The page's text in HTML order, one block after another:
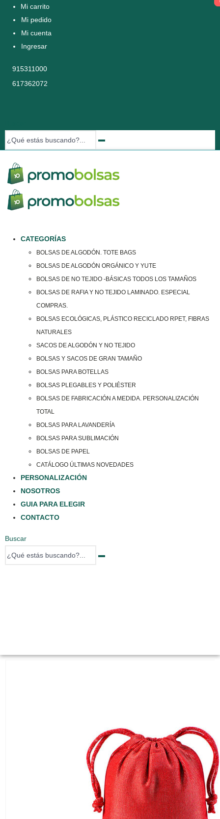
Mi carrito
Mi pedido
Mi cuenta
Ingresar
915311000
617362072
CATEGORÍAS
BOLSAS DE ALGODÓN. TOTE BAGS
BOLSAS DE ALGODÓN ORGÁNICO Y YUTE
BOLSAS DE NO TEJIDO -BÁSICAS TODOS LOS TAMAÑOS
BOLSAS DE RAFIA Y NO TEJIDO LAMINADO. ESPECIAL
COMPRAS.
BOLSAS ECOLÓGICAS, PLÁSTICO RECICLADO RPET, FIBRAS
NATURALES
SACOS DE ALGODÓN Y NO TEJIDO
BOLSAS Y SACOS DE GRAN TAMAÑO
BOLSAS PARA BOTELLAS
BOLSAS PLEGABLES Y POLIÉSTER
BOLSAS DE FABRICACIÓN A MEDIDA. PERSONALIZACIÓN
TOTAL
BOLSAS PARA LAVANDERÍA
BOLSAS PARA SUBLIMACIÓN
BOLSAS DE PAPEL
CATÁLOGO ÚLTIMAS NOVEDADES
PERSONALIZACIÓN
NOSOTROS
GUIA PARA ELEGIR
CONTACTO
Buscar